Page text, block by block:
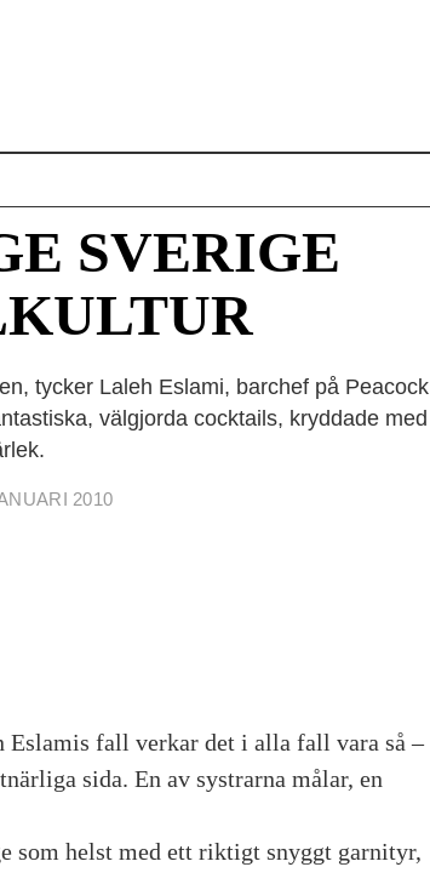
SVERIGE
tycker Laleh Eslami, barchef på Peacock
välgjorda cocktails, kryddade med
2010
fall verkar det i alla fall vara så –
sida. En av systrarna målar, en
som helst med ett riktigt snyggt garnityr,